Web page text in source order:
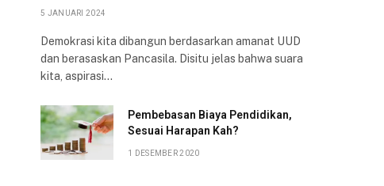
5 JANUARI 2024
Demokrasi kita dibangun berdasarkan amanat UUD
dan berasaskan Pancasila. Disitu jelas bahwa suara
kita, aspirasi…
Pembebasan Biaya Pendidikan,
Sesuai Harapan Kah?
1 DESEMBER 2020